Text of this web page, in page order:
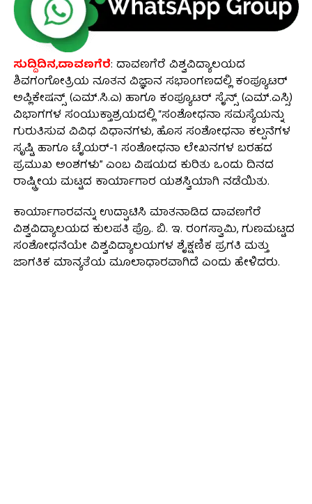
ಸುದ್ದಿದಿನ,ದಾವಣಗೆರೆ: ದಾವಣಗೆರೆ ವಿಶ್ವವಿದ್ಯಾಲಯದ
ಶಿವಗಂಗೋತ್ರಿಯ ನೂತನ ವಿಜ್ಞಾನ ಸಭಾಂಗಣದಲ್ಲಿ ಕಂಪ್ಯೂಟರ್
ಅಪ್ಲಿಕೇಷನ್ಸ್ (ಎಮ್.ಸಿ.ಎ) ಹಾಗೂ ಕಂಪ್ಯೂಟರ್ ಸೈನ್ಸ್ (ಎಮ್.ಎಸ್ಸಿ)
ವಿಭಾಗಗಳ ಸಂಯುಕ್ತಾಶ್ರಯದಲ್ಲಿ “ಸಂಶೋಧನಾ ಸಮಸ್ಯೆಯನ್ನು
ಗುರುತಿಸುವ ವಿವಿಧ ವಿಧಾನಗಳು, ಹೊಸ ಸಂಶೋಧನಾ ಕಲ್ಪನೆಗಳ
ಸೃಷ್ಟಿ ಹಾಗೂ ಟೈಯರ್-1 ಸಂಶೋಧನಾ ಲೇಖನಗಳ ಬರಹದ
ಪ್ರಮುಖ ಅಂಶಗಳು” ಎಂಬ ವಿಷಯದ ಕುರಿತು ಒಂದು ದಿನದ
ರಾಷ್ಟ್ರೀಯ ಮಟ್ಟದ ಕಾರ್ಯಾಗಾರ ಯಶಸ್ವಿಯಾಗಿ ನಡೆಯಿತು.
ಕಾರ್ಯಾಗಾರವನ್ನು ಉದ್ಘಾಟಿಸಿ ಮಾತನಾಡಿದ ದಾವಣಗೆರೆ
ವಿಶ್ವವಿದ್ಯಾಲಯದ ಕುಲಪತಿ ಪ್ರೊ. ಬಿ. ಇ. ರಂಗಸ್ವಾಮಿ, ಗುಣಮಟ್ಟದ
ಸಂಶೋಧನೆಯೇ ವಿಶ್ವವಿದ್ಯಾಲಯಗಳ ಶೈಕ್ಷಣಿಕ ಪ್ರಗತಿ ಮತ್ತು
ಜಾಗತಿಕ ಮಾನ್ಯತೆಯ ಮೂಲಾಧಾರವಾಗಿದೆ ಎಂದು ಹೇಳಿದರು.